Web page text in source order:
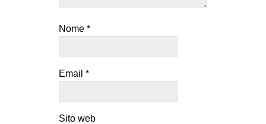
Nome *
Email *
Sito web